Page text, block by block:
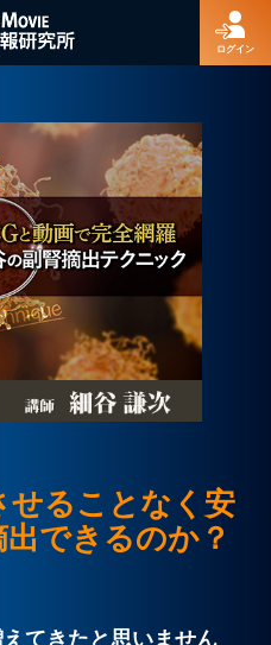
ログイン
せることなく安
できるのか？
えてきたと思いません